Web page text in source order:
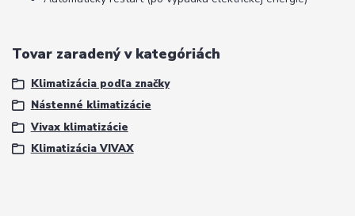
Tovar zaradený v kategóriách
Klimatizácia podľa značky
Nástenné klimatizácie
Vivax klimatizácie
Klimatizácia VIVAX